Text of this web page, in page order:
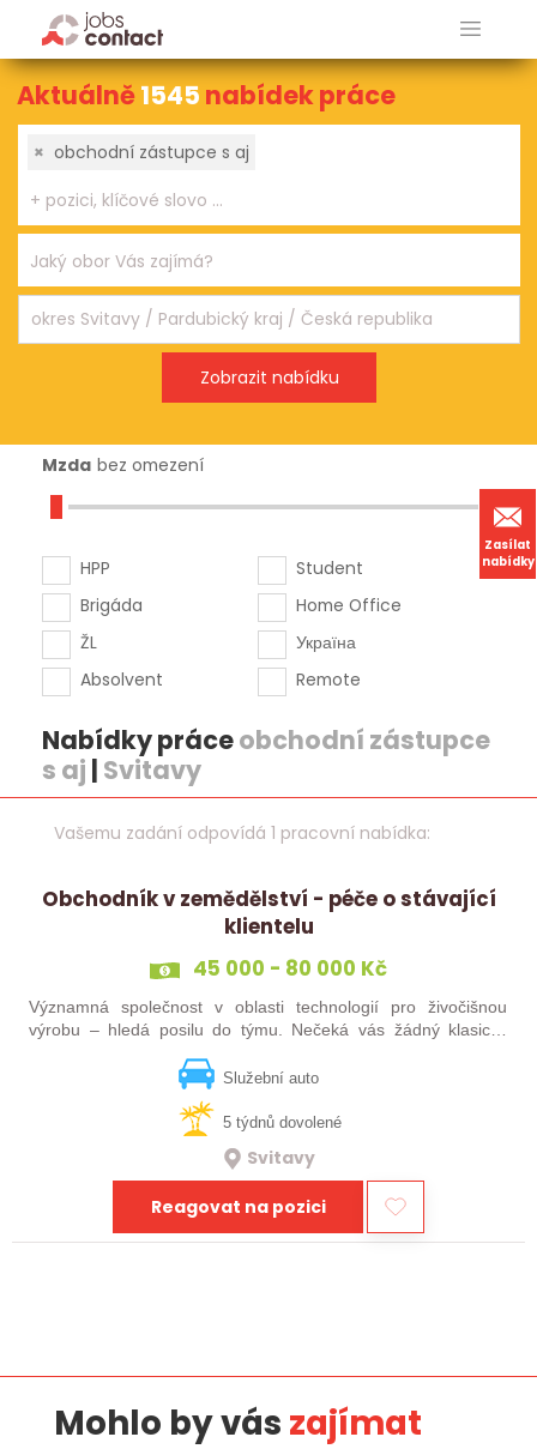
Zasílat
nabídky
Aktuálně1545 nabídek práce
× obchodní zástupce s aj
Mzda bez omezení
HPP
Brigáda
ŽL
Absolvent
Student
Home Office
Україна
Remote
Nabídky práceobchodní zástupce
s aj | Svitavy
Vašemu zadání odpovídá 1 pracovní nabídka:
Obchodník v zemědělství - péče o stávající
klientelu
45 000 - 80 000 Kč
Významná společnost v oblasti technologií pro živočišnou
výrobu – hledá posilu do týmu. Nečeká vás žádný klasický
Služební auto
5 týdnů dovolené
Svitavy
Reagovat na pozici
Mohlo by vás zajímat